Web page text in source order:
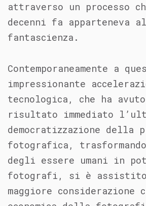
attraverso un processo
decenni fa apparteneva
fantascienza.
Contemporaneamente a
impressionante
tecnologica, che ha avuto
risultato immediato
democratizzazione della
fotografica,
degli essere umani in
fotografi, si è assistito
maggiore considerazione